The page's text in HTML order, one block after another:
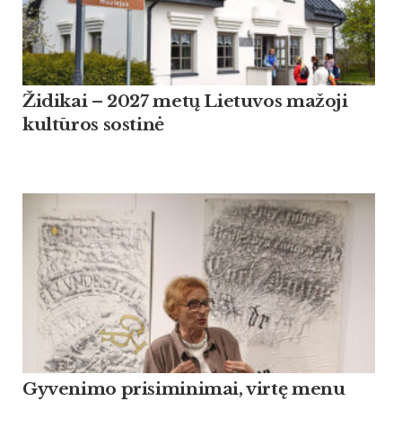
Židikai – 2027 metų Lietuvos mažoji
kultūros sostinė
Gyvenimo prisiminimai, virtę menu